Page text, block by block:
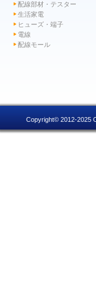
配線部材・テスター
生活家電
ヒューズ・端子
電線
配線モール
Copyright© 2012-2025